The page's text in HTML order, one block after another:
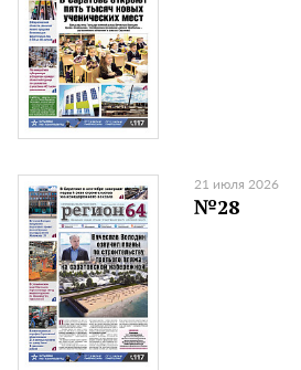
21 июля 2026
№28